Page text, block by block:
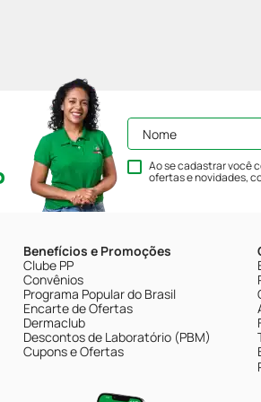
Ao se cadastrar você
ofertas e novidades,
Benefícios e Promoções
Clube PP
Convênios
Programa Popular do Brasil
Encarte de Ofertas
Dermaclub
Descontos de Laboratório (PBM)
Cupons e Ofertas